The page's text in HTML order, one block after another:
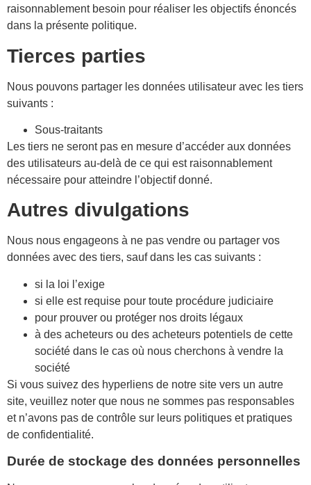
raisonnablement besoin pour réaliser les objectifs énoncés
dans la présente politique.
Tierces parties
Nous pouvons partager les données utilisateur avec les tiers
suivants :
Sous-traitants
Les tiers ne seront pas en mesure d’accéder aux données
des utilisateurs au-delà de ce qui est raisonnablement
nécessaire pour atteindre l’objectif donné.
Autres divulgations
Nous nous engageons à ne pas vendre ou partager vos
données avec des tiers, sauf dans les cas suivants :
si la loi l’exige
si elle est requise pour toute procédure judiciaire
pour prouver ou protéger nos droits légaux
à des acheteurs ou des acheteurs potentiels de cette
société dans le cas où nous cherchons à vendre la
société
Si vous suivez des hyperliens de notre site vers un autre
site, veuillez noter que nous ne sommes pas responsables
et n’avons pas de contrôle sur leurs politiques et pratiques
de confidentialité.
Durée de stockage des données personnelles